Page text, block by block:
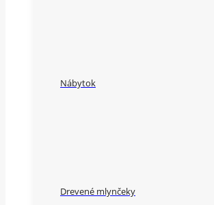
Nábytok
Drevené mlynčeky